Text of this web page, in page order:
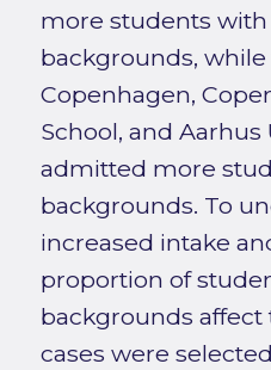
more students
backgrounds,
Copenhagen,
School, and
admitted more
backgrounds. To
increased intake
proportion of
backgrounds affect
cases were